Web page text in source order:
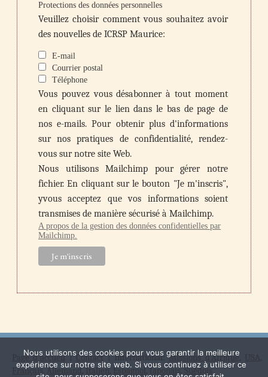
Protections des données personnelles
Veuillez choisir comment vous souhaitez avoir
des nouvelles de ICRSP Maurice:
E-mail
Courrier postal
Téléphone
Vous pouvez vous désabonner à tout moment
en cliquant sur le lien dans le bas de page de
nos e-mails. Pour obtenir plus d'informations
sur nos pratiques de confidentialité, rendez-
vous sur notre site Web.
Nous utilisons Mailchimp pour gérer notre
fichier. En cliquant sur le bouton "Je m'inscris",
yvous acceptez que vos informations soient
transmises de manière sécurisé à Mailchimp.
A propos de la gestion des données confidentielles par
Mailchimp.
Page d'accueil|Contact| International:Missions d'Afrique, USA,
Français,Allemand,Italien, Espagnol,Japonais,Suédois
Nous utilisons des cookies pour vous garantir la meilleure
expérience sur notre site web. Si vous continuez à utiliser ce